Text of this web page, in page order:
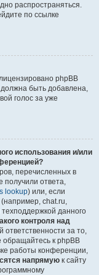
распространяться.
по ссылке
phpBB
должна быть добавлена,
голос за уже
использования и/или
перечисленных в
получили ответа,
lookup) или, если
chat.ru,
техподдержкой данного
контроля над
ответственности за то,
обращайтесь к phpBB
работы конференции,
напрямую к сайту